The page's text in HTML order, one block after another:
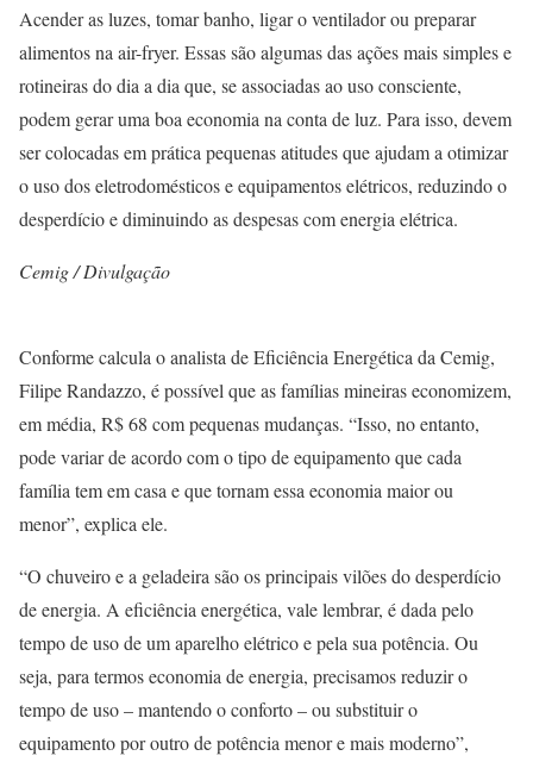
Acender as luzes, tomar banho, ligar o ventilador ou preparar
alimentos na air-fryer. Essas são algumas das ações mais simples e
rotineiras do dia a dia que, se associadas ao uso consciente,
podem gerar uma boa economia na conta de luz. Para isso, devem
ser colocadas em prática pequenas atitudes que ajudam a otimizar
o uso dos eletrodomésticos e equipamentos elétricos, reduzindo o
desperdício e diminuindo as despesas com energia elétrica.
Cemig / Divulgação
Conforme calcula o analista de Eficiência Energética da Cemig,
Filipe Randazzo, é possível que as famílias mineiras economizem,
em média, R$ 68 com pequenas mudanças. “Isso, no entanto,
pode variar de acordo com o tipo de equipamento que cada
família tem em casa e que tornam essa economia maior ou
menor”, explica ele.
“O chuveiro e a geladeira são os principais vilões do desperdício
de energia. A eficiência energética, vale lembrar, é dada pelo
tempo de uso de um aparelho elétrico e pela sua potência. Ou
seja, para termos economia de energia, precisamos reduzir o
tempo de uso – mantendo o conforto – ou substituir o
equipamento por outro de potência menor e mais moderno”,